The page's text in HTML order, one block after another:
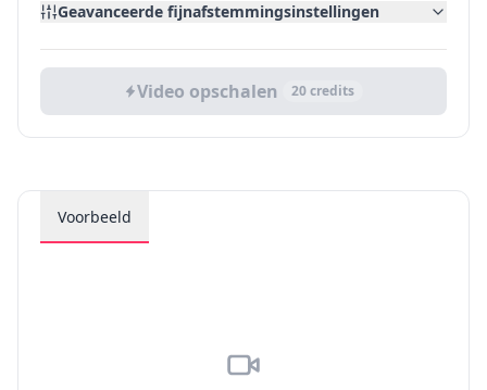
Geavanceerde fijnafstemmingsinstellingen
Video opschalen 20credits
Voorbeeld